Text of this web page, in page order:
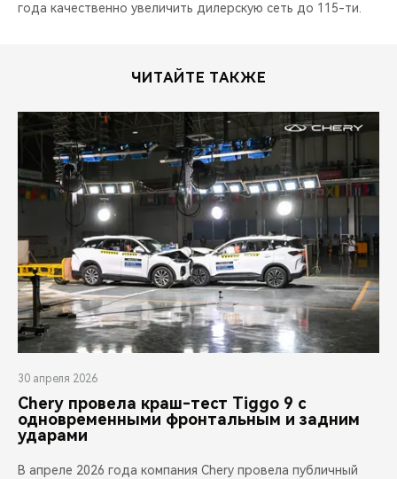
года качественно увеличить дилерскую сеть до 115-ти.
ЧИТАЙТЕ ТАКЖЕ
30 апреля 2026
Chery провела краш-тест Tiggo 9 с
одновременными фронтальным и задним
ударами
В апреле 2026 года компания Chery провела публичный